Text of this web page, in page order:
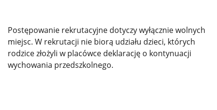
Postępowanie rekrutacyjne dotyczy wyłącznie wolnych
miejsc. W rekrutacji nie biorą udziału dzieci, których
rodzice złożyli w placówce deklarację o kontynuacji
wychowania przedszkolnego.